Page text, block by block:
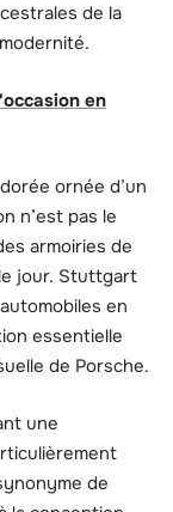
de la
en
ornée d’un
n’est pas le
armoiries de
jour. Stuttgart
en
essentielle
de Porsche.
une
de